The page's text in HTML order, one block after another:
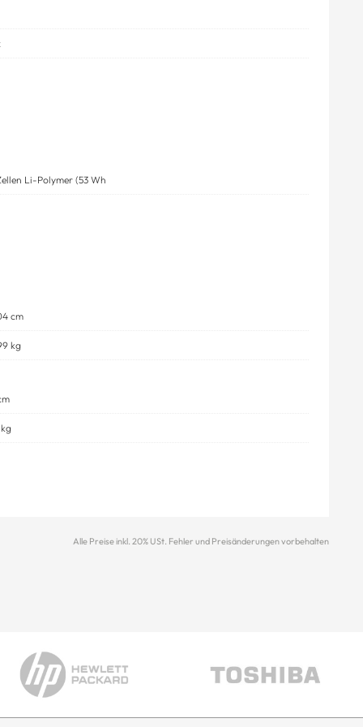
Li-Polymer (53 Wh
cm
kg
kg
Alle Preise inkl. 20% USt. Fehler und Preisänderungen vorbehalten